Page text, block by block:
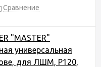
Сравнение
"MASTER"
универсальная
для ЛШМ, P120,